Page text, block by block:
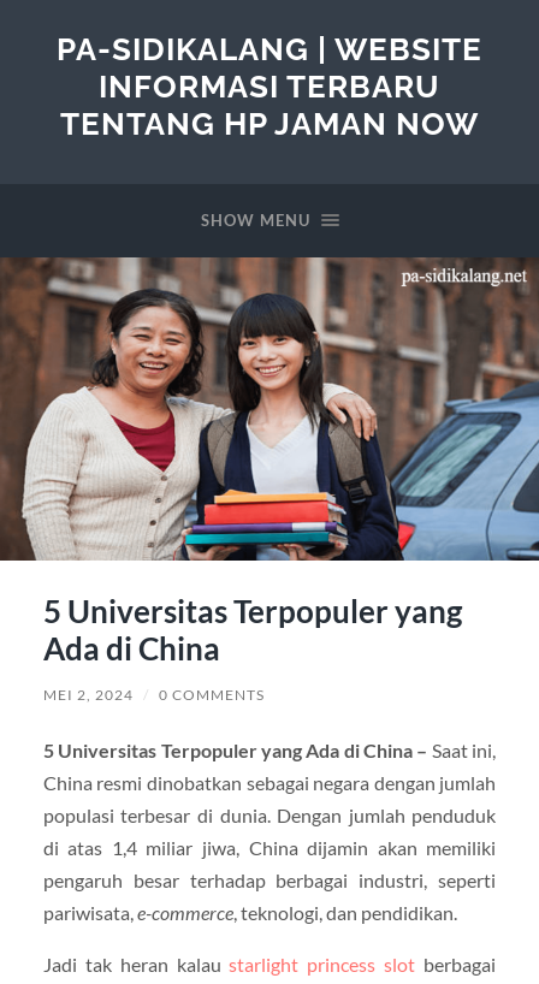
PA-SIDIKALANG | WEBSITE
INFORMASI TERBARU
TENTANG HP JAMAN NOW
SHOW MENU
5 Universitas Terpopuler yang
Ada di China
MEI 2, 2024 / 0 COMMENTS
5 Universitas Terpopuler yang Ada di China – Saat ini,
China resmi dinobatkan sebagai negara dengan jumlah
populasi terbesar di dunia. Dengan jumlah penduduk
di atas 1,4 miliar jiwa, China dijamin akan memiliki
pengaruh besar terhadap berbagai industri, seperti
pariwisata,e-commerce, teknologi, dan pendidikan.
Jadi tak heran kalaustarlight princess slot berbagai